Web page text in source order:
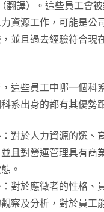
翻譯）。這些員工會
資源工作，可能是公
並且過去經驗符合現
這些員工中哪一個科
系出身的都有其優勢
對於人力資源的選、
且對營運管理具有商
。
對於應徵者的性格、
察及分析，對於員工